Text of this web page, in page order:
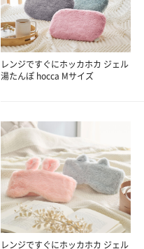
レンジですぐにホッカホカ ジェル
湯たんぽ hocca Mサイズ
レンジですぐにホッカホカ ジェル